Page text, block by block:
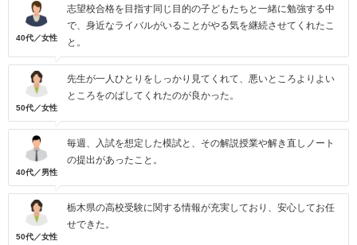
40代／女性
志望校合格を目指す同じ目的の子どもたちと一緒に勉強する中
で、身近なライバルがいることがやる気を継続させてくれたこ
と。
50代／女性
先生が一人ひとりをしっかり見てくれて、悪いところよりよい
ところをのばしてくれたのが良かった。
40代／男性
毎週、入試を想定した模試と、その解説授業や解き直しノート
の提出があったこと。
50代／女性
栃木県の高校受験に関する情報が充実しており、安心してお任
せできた。